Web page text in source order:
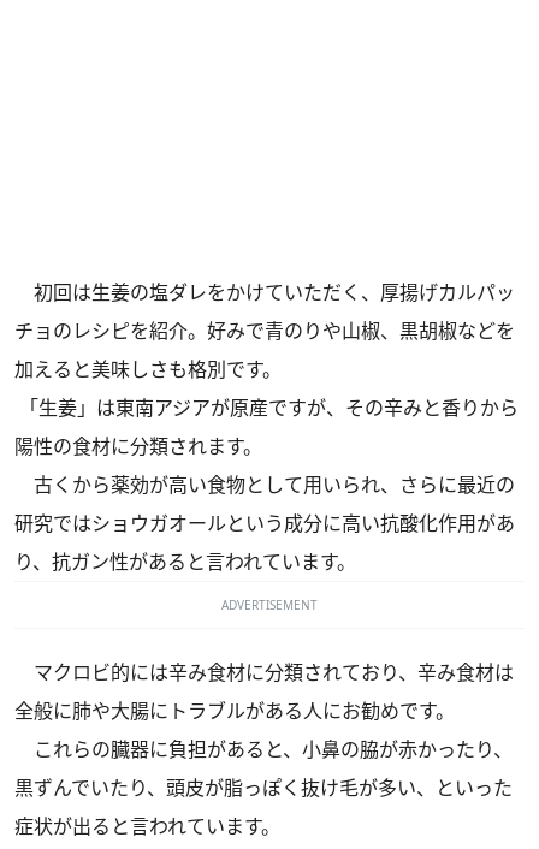
初回は生姜の塩ダレをかけていただく、厚揚げカルパッ
チョのレシピを紹介。好みで青のりや山椒、黒胡椒などを
加えると美味しさも格別です。
「生姜」は東南アジアが原産ですが、その辛みと香りから
陽性の食材に分類されます。
古くから薬効が高い食物として用いられ、さらに最近の
研究ではショウガオールという成分に高い抗酸化作用があ
り、抗ガン性があると言われています。
ADVERTISEMENT
マクロビ的には辛み食材に分類されており、辛み食材は
全般に肺や大腸にトラブルがある人にお勧めです。
これらの臓器に負担があると、小鼻の脇が赤かったり、
黒ずんでいたり、頭皮が脂っぽく抜け毛が多い、といった
症状が出ると言われています。